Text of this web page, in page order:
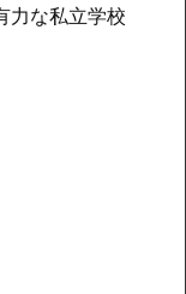
力な私立学校